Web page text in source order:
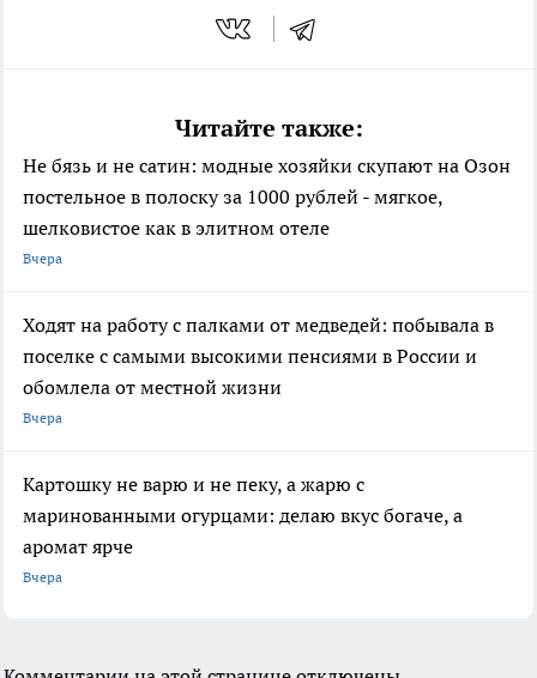
Читайте также:
Не бязь и не сатин: модные хозяйки скупают на Озон
постельное в полоску за 1000 рублей - мягкое,
шелковистое как в элитном отеле
Вчера
Ходят на работу с палками от медведей: побывала в
поселке с самыми высокими пенсиями в России и
обомлела от местной жизни
Вчера
Картошку не варю и не пеку, а жарю с
маринованными огурцами: делаю вкус богаче, а
аромат ярче
Вчера